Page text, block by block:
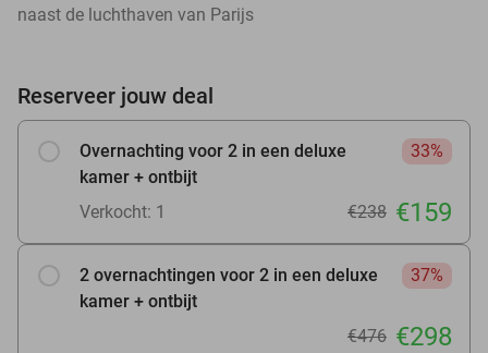
naast de luchthaven van Parijs
Reserveer jouw deal
Overnachting voor 2 in een deluxe
kamer + ontbijt
33%
Verkocht: 1 €238 €159
2 overnachtingen voor 2 in een deluxe
kamer + ontbijt
37%
€476 €298